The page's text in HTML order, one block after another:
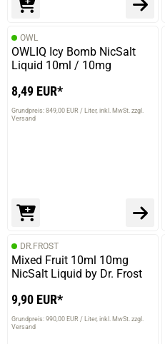
OWL
OWLIQ Icy Bomb NicSalt
Liquid 10ml / 10mg
8,49 EUR*
Grundpreis: 849,00 EUR / Liter inkl. MwSt. zzgl.
Versand
DR.FROST
Mixed Fruit 10ml 10mg
NicSalt Liquid by Dr. Frost
9,90 EUR*
Grundpreis: 990,00 EUR / Liter inkl. MwSt. zzgl.
Versand